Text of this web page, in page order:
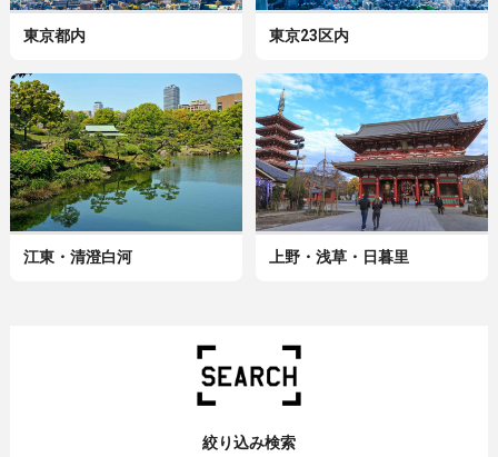
東京都内 東京23区内
江東・清澄白河 上野・浅草・日暮里
絞り込み検索